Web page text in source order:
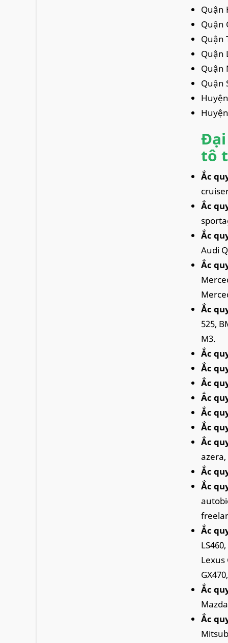
Quận
Quận
Quận
Quận
Quận
Quận
Đại
tô
Ắc
Ắc
Ắc
Audi
Ắc
Ắc
525,
M3.
Ắc
Ắc
Ắc
Ắc
Ắc
Ắc
Ắc
Ắc
Ắc
Ắc
Lexus
Ắc
Ắc